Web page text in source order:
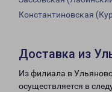
Константиновская
Доставка из
Из филиала в
осуществляется в